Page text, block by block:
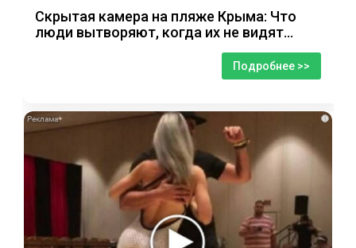
Скрытая камера на пляже Крыма: Что
люди вытворяют, когда их не видят...
Подробнее >>
i